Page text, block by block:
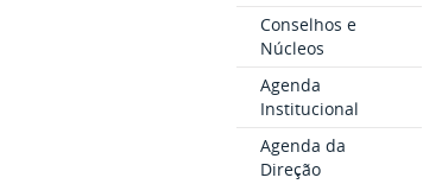
Conselhos e
Núcleos
Agenda
Institucional
Agenda da
Direção